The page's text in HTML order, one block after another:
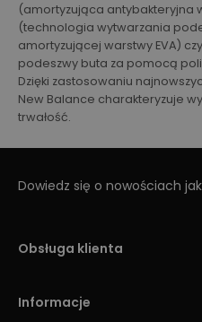
(amortyzująca antybakteryjna
(technologia wytwarzania
amortyzującej warstwy EVA)
podeszwy buta za pomocą
Dzięki zastosowaniu
New Balance charakteryzuje
trwałość.
Dowiedz się o nowościach
Obsługa klienta
Informacje